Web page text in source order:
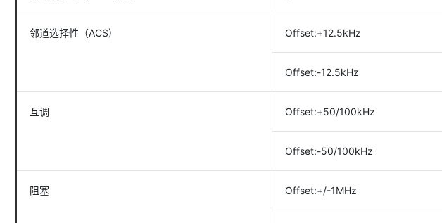
邻道选择性（ACS) Offset:+12.5kHz
Offset:-12.5kHz
互调 Offset:+50/100kHz
Offset:-50/100kHz
阻塞 Offset:+/-1MHz